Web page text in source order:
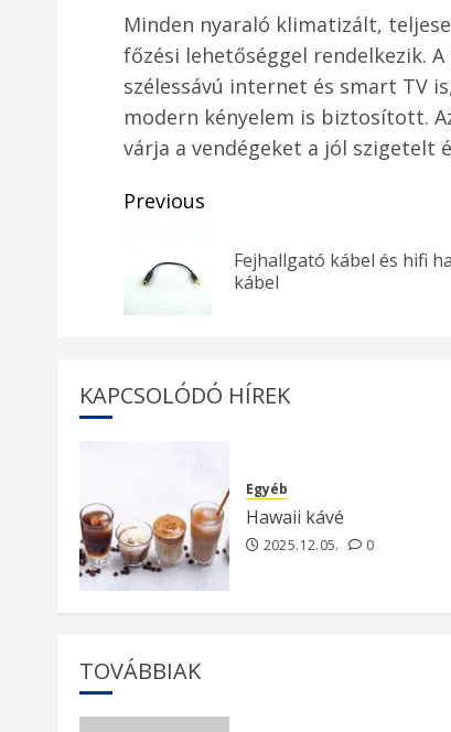
Minden nyaraló klimatizált,
főzési lehetőséggel rendelkezik.
szélessávú internet és smart TV
modern kényelem is biztosított.
várja a vendégeket a jól szigetelt
Post
navigation
Previous
Fejhallgató kábel és hifi
kábel
KAPCSOLÓDÓ HÍREK
Egyéb
Hawaii kávé
2025.12.05. 0
TOVÁBBIAK